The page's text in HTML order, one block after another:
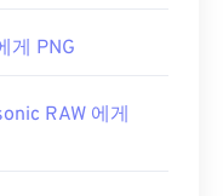
게 PNG
RAW 에게